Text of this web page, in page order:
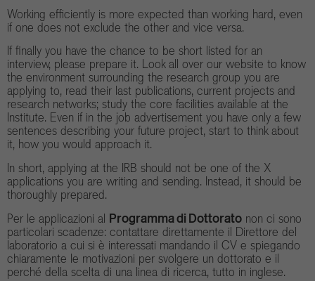
Working efficiently is more expected than working hard, even
if one does not exclude the other and vice versa.
If finally you have the chance to be short listed for an
interview, please prepare it. Look all over our website to know
the environment surrounding the research group you are
applying to, read their last publications, current projects and
research networks; study the core facilities available at the
Institute. Even if in the job advertisement you have only a few
sentences describing your future project, start to think about
it, how you would approach it.
In short, applying at the IRB should not be one of the X
applications you are writing and sending. Instead, it should be
thoroughly prepared.
Per le applicazioni al Programma di Dottorato non ci sono
particolari scadenze: contattare direttamente il Direttore del
laboratorio a cui si è interessati mandando il CV e spiegando
chiaramente le motivazioni per svolgere un dottorato e il
perché della scelta di una linea di ricerca, tutto in inglese.